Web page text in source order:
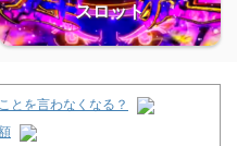
スロット
とを言わなくなる？